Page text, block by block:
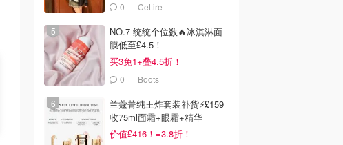
0 Cettire
NO.7 统统个位数🔥冰淇淋面
膜低至£4.5！
买3免1+叠4.5折！
0 Boots
兰蔻菁纯王炸套装补货⚡️£159
收75ml面霜+眼霜+精华
价值£416！=3.8折！